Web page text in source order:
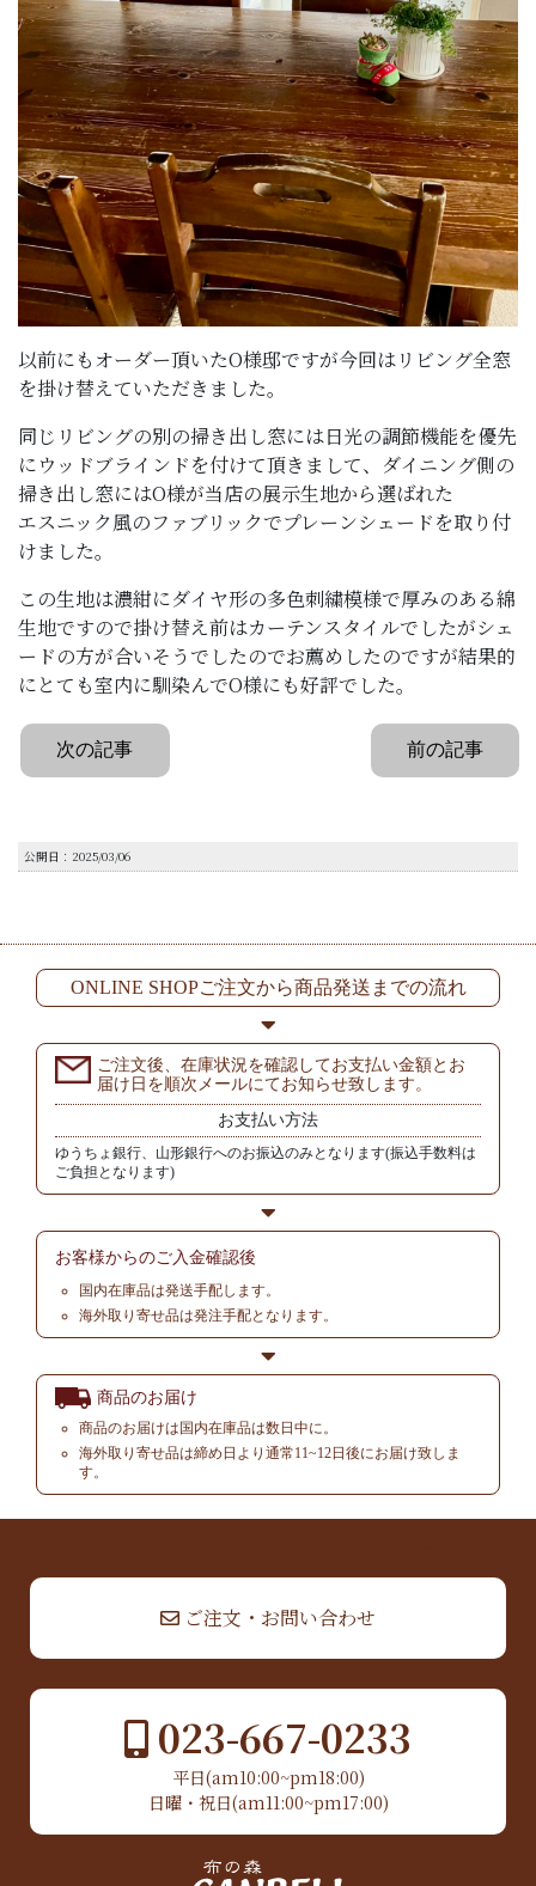
以前にもオーダー頂いたO様邸ですが今回はリビング全窓
を掛け替えていただきました。
同じリビングの別の掃き出し窓には日光の調節機能を優先
にウッドブラインドを付けて頂きまして、ダイニング側の
掃き出し窓にはO様が当店の展示生地から選ばれた
エスニック風のファブリックでプレーンシェードを取り付
けました。
この生地は濃紺にダイヤ形の多色刺繍模様で厚みのある綿
生地ですので掛け替え前はカーテンスタイルでしたがシェ
ードの方が合いそうでしたのでお薦めしたのですが結果的
にとても室内に馴染んでO様にも好評でした。
次の記事 前の記事
公開日：2025/03/06
ONLINE SHOPご注文から商品発送までの流れ
ご注文後、在庫状況を確認してお支払い金額とお
届け日を順次メールにてお知らせ致します。
お支払い方法
ゆうちょ銀行、山形銀行へのお振込のみとなります(振込手数料は
ご負担となります)
お客様からのご入金確認後
国内在庫品は発送手配します。
海外取り寄せ品は発注手配となります。
商品のお届け
商品のお届けは国内在庫品は数日中に。
海外取り寄せ品は締め日より通常11~12日後にお届け致しま
す。
ご注文・お問い合わせ
023-667-0233
平日(am10:00~pm18:00)
日曜・祝日(am11:00~pm17:00)